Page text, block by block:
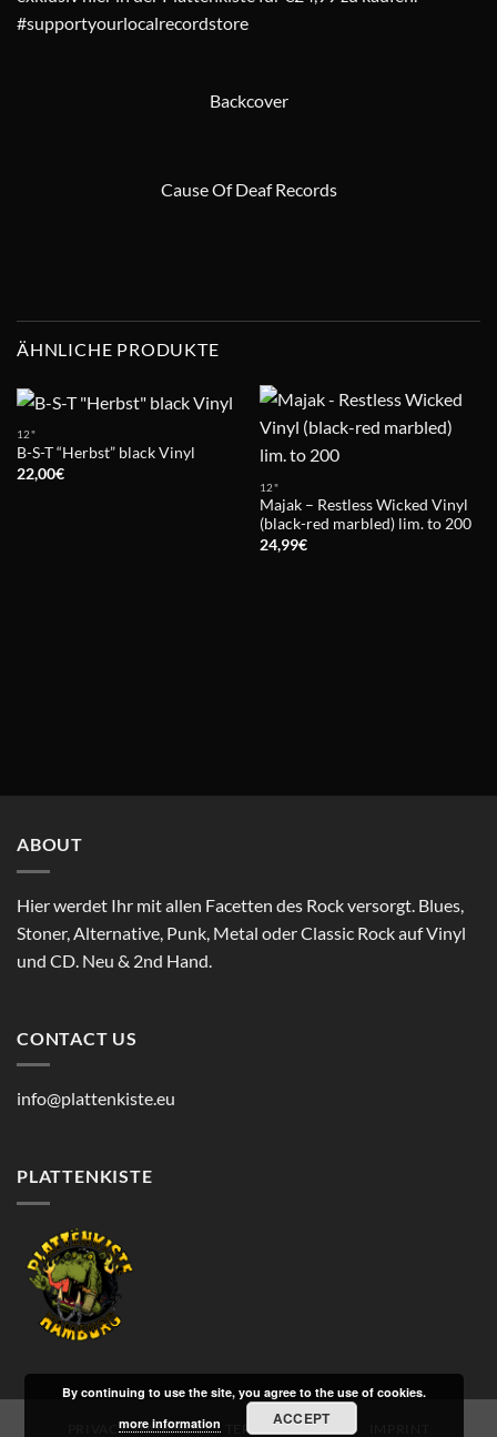
#supportyourlocalrecordstore
Backcover
Cause Of Deaf Records
ÄHNLICHE PRODUKTE
12"
B-S-T “Herbst” black Vinyl
22,00€
12"
Majak – Restless Wicked Vinyl
(black-red marbled) lim. to 200
24,99€
ABOUT
Hier werdet Ihr mit allen Facetten des Rock versorgt. Blues,
Stoner, Alternative, Punk, Metal oder Classic Rock auf Vinyl
und CD. Neu & 2nd Hand.
CONTACT US
info@plattenkiste.eu
PLATTENKISTE
PRIVACY STATEMENT TERMS OF SERVICE
By continuing to use the site, you agree to the use of cookies.
more information
ACCEPT